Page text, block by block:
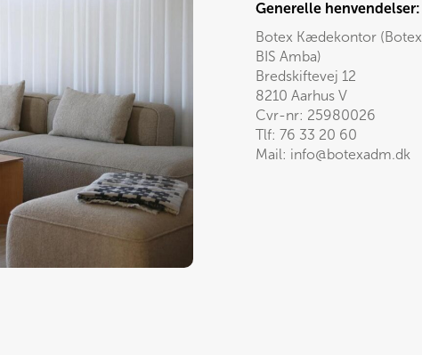
Generelle henvendelser:
Botex Kædekontor (Botex
BIS Amba)
Bredskiftevej 12
8210 Aarhus V
Cvr-nr: 25980026
Tlf: 76 33 20 60
Mail: info@botexadm.dk